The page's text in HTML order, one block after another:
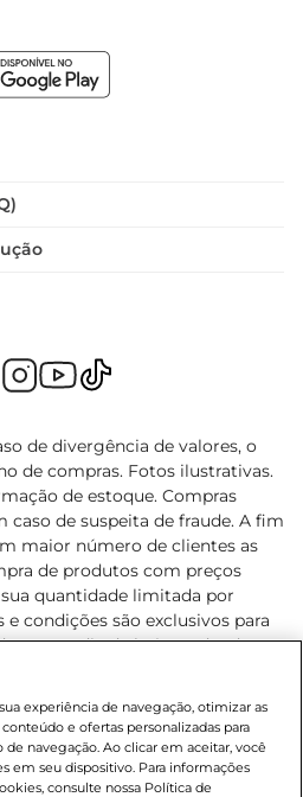
de divergência de valores, o
de compras. Fotos ilustrativas.
de estoque. Compras
caso de suspeita de fraude. A fim
maior número de clientes as
de produtos com preços
quantidade limitada por
condições são exclusivos para
o dia de hoje, podendo
notificação. Proibida a venda
II (Estatuto da Criança e do
exclusivos para o
sofrer alterações sem aviso
experiência de navegação, otimizar as
e ofertas personalizadas para
de navegação. Ao clicar em aceitar, você
em seu dispositivo. Para informações
consulte nossa Política de